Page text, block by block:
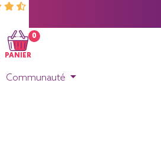
0
PANIER
Communauté